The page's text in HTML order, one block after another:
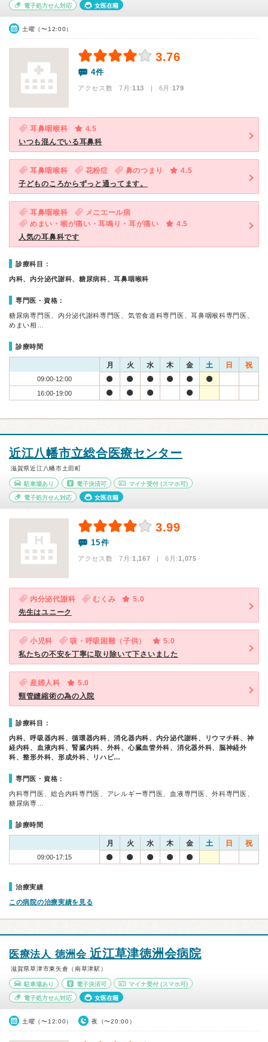
電子処方せん対応 女医在籍
土曜（〜12:00）
3.76
4件
アクセス数 7月:113 | 6月:179
耳鼻咽喉科
4.5
いつも混んでいる耳鼻科
耳鼻咽喉科 花粉症 鼻のつまり
4.5
子どものころからずっと通ってます。
耳鼻咽喉科
メニエール病
めまい・喉が痛い・耳鳴り・耳が痛い
4.5
人気の耳鼻科です
診療科目：
内科、内分泌代謝科、糖尿病科、耳鼻咽喉科
専門医・資格：
糖尿病専門医、内分泌代謝科専門医、気管食道科専門医、耳鼻咽喉科専門医、
めまい相…
診療時間
月 火 水 木 金 土 日 祝
09:00-12:00
16:00-19:00
近江八幡市立総合医療センター
滋賀県近江八幡市土田町
駐車場あり 電子決済可 マイナ受付 (スマホ可)
電子処方せん対応 女医在籍
3.99
15件
アクセス数 7月:1,167 | 6月:1,075
内分泌代謝科 むくみ
5.0
先生はユニーク
小児科 咳・呼吸困難（子供）
5.0
私たちの不安を丁寧に取り除いて下さいました
産婦人科
5.0
頸管縫縮術の為の入院
診療科目：
内科、呼吸器内科、循環器内科、消化器内科、内分泌代謝科、リウマチ科、神
経内科、血液内科、腎臓内科、外科、心臓血管外科、消化器外科、脳神経外
科、整形外科、形成外科、リハビ…
専門医・資格：
内科専門医、総合内科専門医、アレルギー専門医、血液専門医、外科専門医、
糖尿病専…
診療時間
月 火 水 木 金 土 日 祝
09:00-17:15
治療実績
この病院の治療実績を見る
医療法人 徳洲会近江草津徳洲会病院
滋賀県草津市東矢倉（南草津駅）
駐車場あり 電子決済可 マイナ受付 (スマホ可)
電子処方せん対応 女医在籍
土曜（〜12:00） 夜（〜20:00）